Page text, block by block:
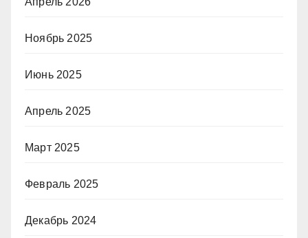
Ноябрь 2025
Июнь 2025
Апрель 2025
Март 2025
Февраль 2025
Декабрь 2024